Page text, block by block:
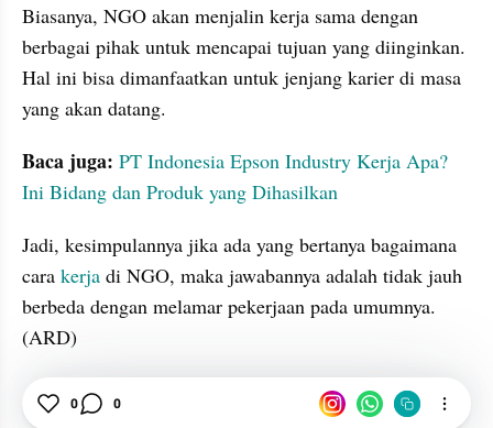
Biasanya, NGO akan menjalin kerja sama dengan
berbagai pihak untuk mencapai tujuan yang diinginkan.
Hal ini bisa dimanfaatkan untuk jenjang karier di masa
yang akan datang.
Baca juga: PT Indonesia Epson Industry Kerja Apa?
Ini Bidang dan Produk yang Dihasilkan
Jadi, kesimpulannya jika ada yang bertanya bagaimana
cara kerja di NGO, maka jawabannya adalah tidak jauh
berbeda dengan melamar pekerjaan pada umumnya.
(ARD)
Lembaga
tatatax4
0 0